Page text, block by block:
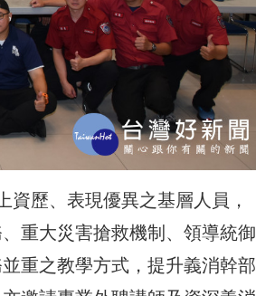
歷、表現優異之基層人員，
重大災害搶救機制、領導統御
重之教學方式，提升義消幹部